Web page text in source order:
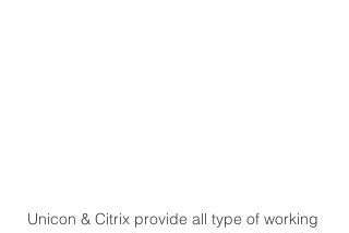
Unicon & Citrix provide all type of working